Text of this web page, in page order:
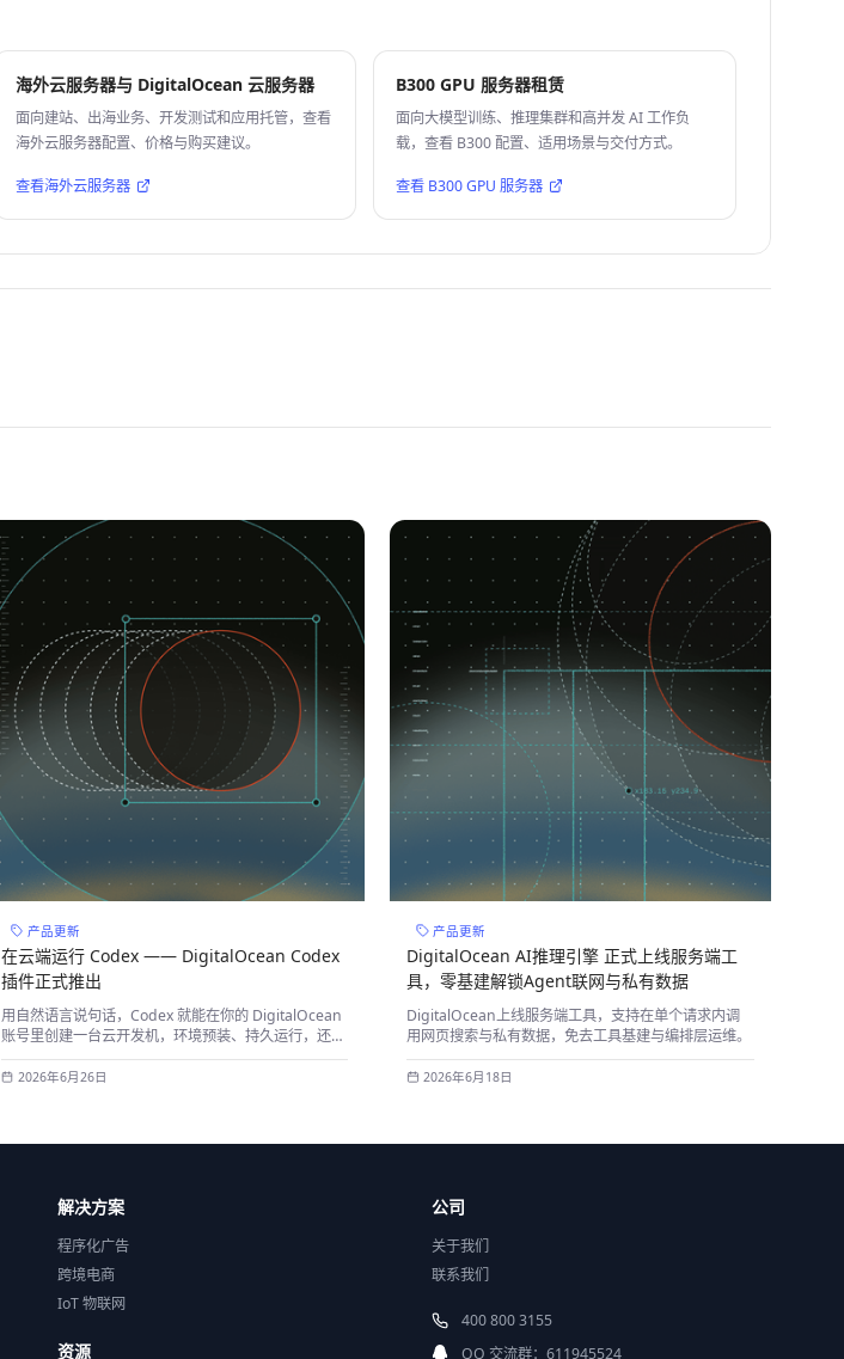
海外云服务器与 DigitalOcean 云服务器
面向建站、出海业务、开发测试和应用托管，查看
海外云服务器配置、价格与购买建议。
查看海外云服务器
B300 GPU 服务器租赁
面向大模型训练、推理集群和高并发 AI 工作负
载，查看 B300 配置、适用场景与交付方式。
查看 B300 GPU 服务器
产品更新
在云端运行 Codex —— DigitalOcean Codex
插件正式推出
用自然语言说句话，Codex 就能在你的 DigitalOcean
账号里创建一台云开发机，环境预装、持久运行，还能
用手机随时掌控
2026年6月26日
产品更新
DigitalOcean AI推理引擎 正式上线服务端工
具，零基建解锁Agent联网与私有数据
DigitalOcean上线服务端工具，支持在单个请求内调
用网页搜索与私有数据，免去工具基建与编排层运维。
2026年6月18日
解决方案
程序化广告
跨境电商
IoT 物联网
资源
公司
关于我们
联系我们
400 800 3155
QQ 交流群：611945524